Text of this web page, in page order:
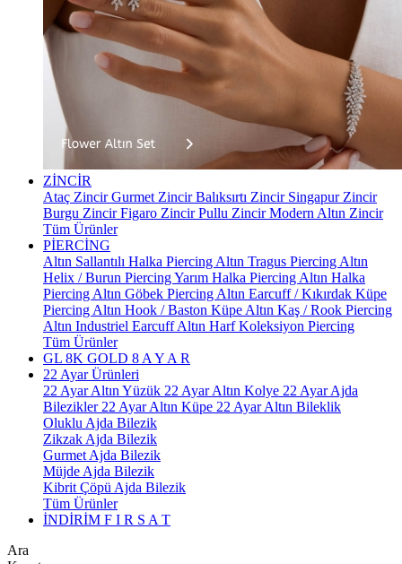
ZİNCİR
Ataç ZincirGurmet ZincirBalıksırtı Zincir Singapur Zincir
Burgu ZincirFigaro ZincirPullu ZincirModern Altın Zincir
Tüm Ürünler
PİERCİNG
Altın Sallantılı Halka Piercing Altın Tragus Piercing Altın
Helix / Burun PiercingYarım Halka Piercing Altın Halka
Piercing Altın Göbek Piercing Altın Earcuff / Kıkırdak Küpe
Piercing Altın Hook / Baston Küpe Altın Kaş / Rook Piercing
Altın Industriel EarcuffAltın Harf Koleksiyon Piercing
Tüm Ürünler
GL 8K GOLD 8 A Y A R
22 Ayar Ürünleri
22 Ayar Altın Yüzük 22 Ayar Altın Kolye 22 Ayar Ajda
Bilezikler 22 Ayar Altın Küpe 22 Ayar Altın Bileklik
Oluklu Ajda Bilezik
Zikzak Ajda Bilezik
Gurmet Ajda Bilezik
Müjde Ajda Bilezik
Kibrit Çöpü Ajda Bilezik
Tüm Ürünler
İNDİRİM F I R S A T
Ara